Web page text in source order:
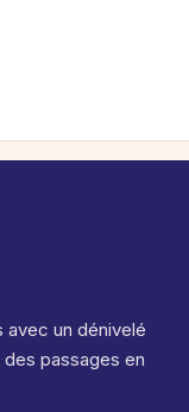
avec un dénivelé
passages en